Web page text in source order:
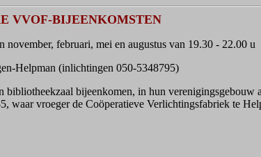
VVOF-BIJEENKOMSTEN
november, februari, mei en augustus van 19.30 - 22.00 u
Helpman (inlichtingen 050-5348795)
bijeenkomen, in hun
vroeger de Coöperatieve Verlichtingsfabriek te